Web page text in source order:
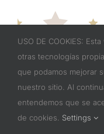
USO DE COOKIES:
otras tecnologías
que podamos mejorar
nuestro sitio. Al
entendemos que se
de cookies. Settings